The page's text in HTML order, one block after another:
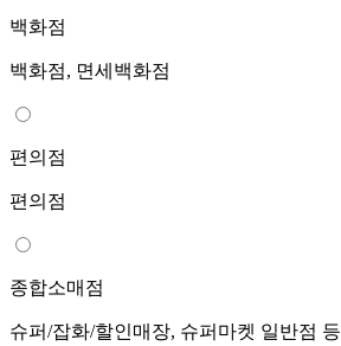
백화점
백화점, 면세백화점
편의점
편의점
종합소매점
슈퍼/잡화/할인매장, 슈퍼마켓 일반점 등